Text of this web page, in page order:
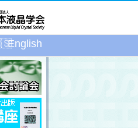
English